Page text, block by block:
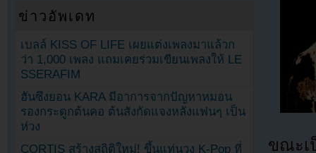
ขณะเ
ข่าวอัพเดท
เบลล์ KISS OF LIFE เผยแต่งเพลงมาแล้วก
ว่า 1,000 เพลง แถมเคยร่วมเขียนเพลงให้ LE
SSERAFIM
ฮันซึงยอน KARA มีอาการจากปัญหาหมอน
รองกระดูกต้นคอ ต้นสังกัดแจงหลังแฟนๆ เป็น
ห่วง
CORTIS สร้างสถิติใหม่! ขึ้นแท่นวง K-Pop ที่